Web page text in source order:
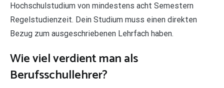
Hochschulstudium von mindestens acht Semestern
Regelstudienzeit. Dein Studium muss einen direkten
Bezug zum ausgeschriebenen Lehrfach haben.
Wie viel verdient man als
Berufsschullehrer?